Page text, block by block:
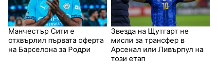
Манчестър Сити е
отхвърлил първата оферта
на Барселона за Родри
Звезда на Щутгарт не
мисли за трансфер в
Арсенал или Ливърпул на
този етап